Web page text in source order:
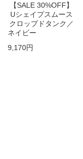
【SALE 30%OFF】
Uシェイプスムース
クロップドタンク／
ネイビー
9,170円